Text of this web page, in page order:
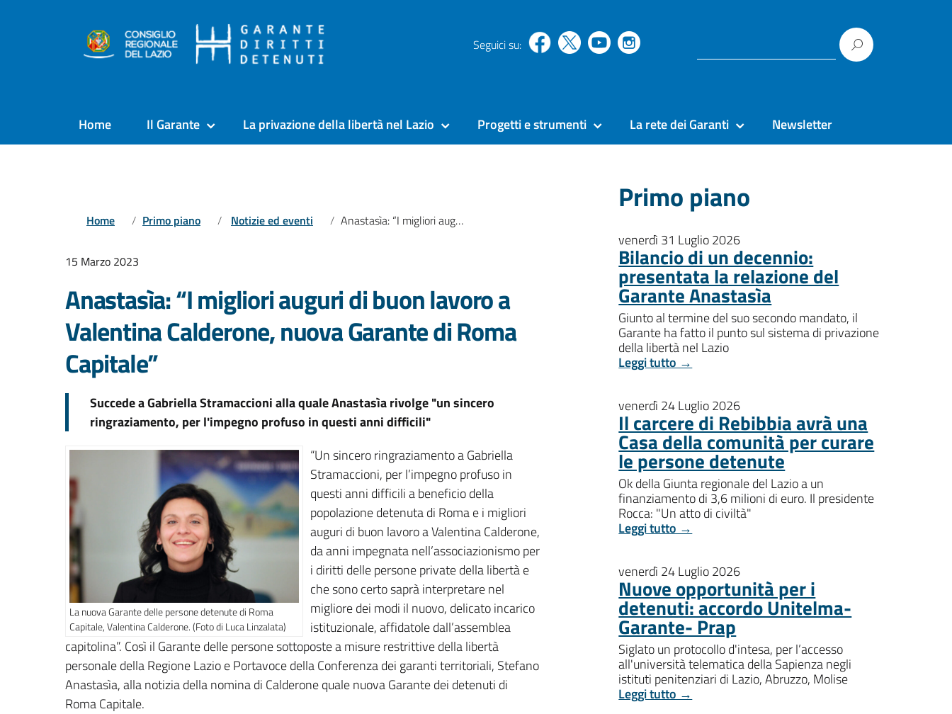
Seguici su:
Home Il Garante La privazione della libertà nel Lazio Progetti e strumenti La rete dei Garanti Newsletter
Home Primo piano Notizie ed eventi Anastasìa: “I migliori auguri di buon lavoro a Valentina Calderone, nuova Garante di Roma Capitale”
15 Marzo 2023
Anastasìa: “I migliori auguri di buon lavoro a
Valentina Calderone, nuova Garante di Roma
Capitale”
Succede a Gabriella Stramaccioni alla quale Anastasìa rivolge "un sincero
ringraziamento, per l'impegno profuso in questi anni difficili"
La nuova Garante delle persone detenute di Roma
Capitale, Valentina Calderone. (Foto di Luca Linzalata)
“Un sincero ringraziamento a Gabriella
Stramaccioni, per l’impegno profuso in
questi anni difficili a beneficio della
popolazione detenuta di Roma e i migliori
auguri di buon lavoro a Valentina Calderone,
da anni impegnata nell’associazionismo per
i diritti delle persone private della libertà e
che sono certo saprà interpretare nel
migliore dei modi il nuovo, delicato incarico
istituzionale, affidatole dall’assemblea
capitolina”. Così il Garante delle persone sottoposte a misure restrittive della libertà
personale della Regione Lazio e Portavoce della Conferenza dei garanti territoriali, Stefano
Anastasìa, alla notizia della nomina di Calderone quale nuova Garante dei detenuti di
Roma Capitale.
Primo piano
venerdì 31 Luglio 2026
Bilancio di un decennio:
presentata la relazione del
Garante Anastasìa
Giunto al termine del suo secondo mandato, il
Garante ha fatto il punto sul sistema di privazione
della libertà nel Lazio
Leggi tutto →
venerdì 24 Luglio 2026
Il carcere di Rebibbia avrà una
Casa della comunità per curare
le persone detenute
Ok della Giunta regionale del Lazio a un
finanziamento di 3,6 milioni di euro. Il presidente
Rocca: "Un atto di civiltà"
Leggi tutto →
venerdì 24 Luglio 2026
Nuove opportunità per i
detenuti: accordo Unitelma-
Garante- Prap
Siglato un protocollo d'intesa, per l’accesso
all'università telematica della Sapienza negli
istituti penitenziari di Lazio, Abruzzo, Molise
Leggi tutto →